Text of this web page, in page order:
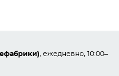
, ежедневно, 10:00–